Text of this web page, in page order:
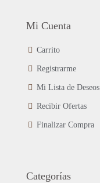
Mi Cuenta
Carrito
Registrarme
Mi Lista de Deseos
Recibir Ofertas
Finalizar Compra
Categorías